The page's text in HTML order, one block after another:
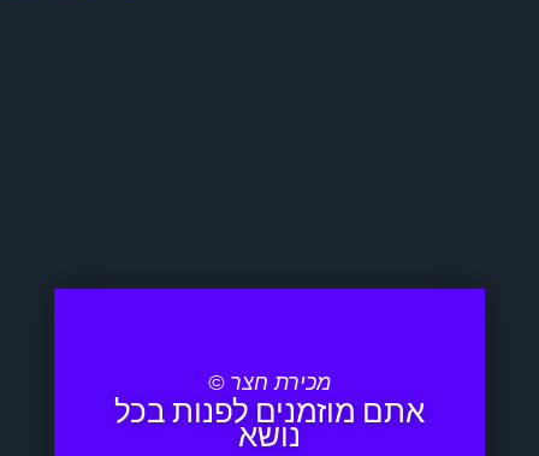
מכירת חצר ©
אתם מוזמנים לפנות בכל
נושא